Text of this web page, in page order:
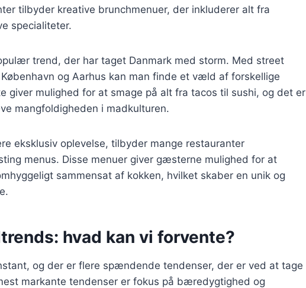
tilbyder kreative brunchmenuer, der inkluderer alt fra
specialiteter.
trend, der har taget Danmark med storm. Med street
og Aarhus kan man finde et væld af forskellige
giver mulighed for at smage på alt fra tacos til sushi, og det er
mangfoldigheden i madkulturen.
eksklusiv oplevelse, tilbyder mange restauranter
menus. Disse menuer giver gæsterne mulighed for at
sammensat af kokken, hvilket skaber en unik og
hvad kan vi forvente?
og der er flere spændende tendenser, der er ved at tage
markante tendenser er fokus på bæredygtighed og